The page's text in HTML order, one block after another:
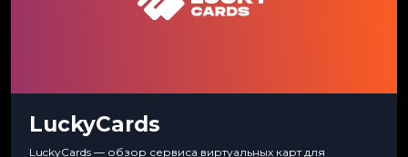
LuckyCards
LuckyCards — обзор сервиса виртуальных карт для